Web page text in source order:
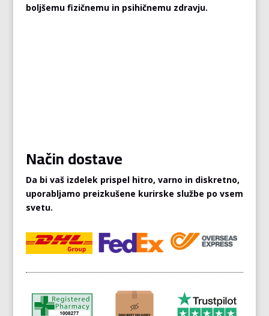
boljšemu fizičnemu in psihičnemu zdravju.
Način dostave
Da bi vaš izdelek prispel hitro, varno in diskretno,
uporabljamo preizkušene kurirske službe po vsem
svetu.